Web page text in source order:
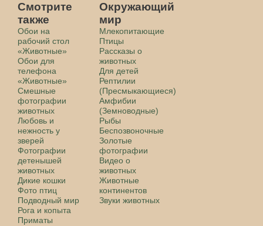
Смотрите
также
Обои на
рабочий стол
«Животные»
Обои для
телефона
«Животные»
Смешные
фотографии
животных
Любовь и
нежность у
зверей
Фотографии
детенышей
животных
Дикие кошки
Фото птиц
Подводный мир
Рога и копыта
Приматы
Окружающий
мир
Млекопитающие
Птицы
Рассказы о
животных
Для детей
Рептилии
(Пресмыкающиеся)
Амфибии
(Земноводные)
Рыбы
Беспозвоночные
Золотые
фотографии
Видео о
животных
Животные
континентов
Звуки животных